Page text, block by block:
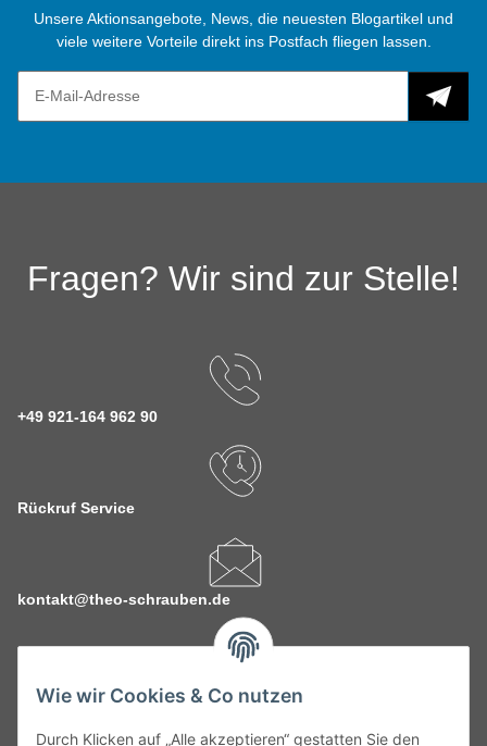
Wie wir Cookies & Co nutzen
Durch Klicken auf „Alle akzeptieren“ gestatten Sie den
Unsere Aktionsangebote, News, die neuesten Blogartikel und
viele weitere Vorteile direkt ins Postfach fliegen lassen.
Fragen? Wir sind zur Stelle!
+49 921-164 962 90
Rückruf Service
kontakt@theo-schrauben.de